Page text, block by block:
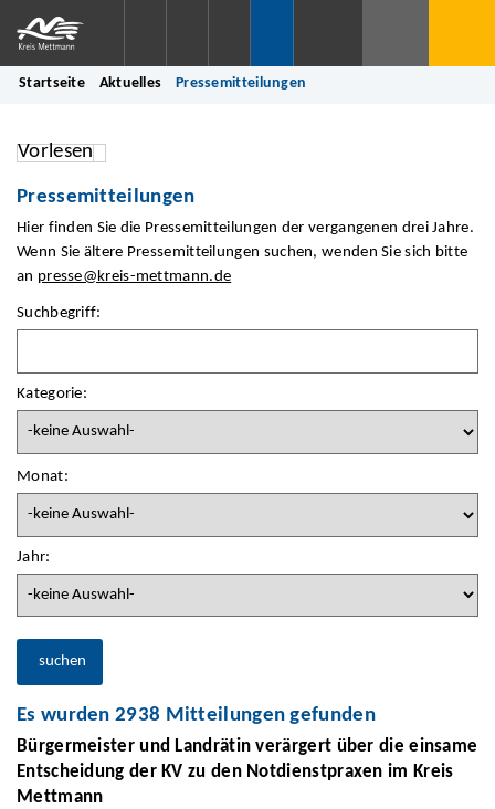
Startseite Aktuelles Pressemitteilungen
Vorlesen
Pressemitteilungen
Hier finden Sie die Pressemitteilungen der vergangenen drei Jahre.
Wenn Sie ältere Pressemitteilungen suchen, wenden Sie sich bitte
an presse@kreis-mettmann.de
Suchbegriff:
Kategorie:
Monat:
Jahr:
suchen
Es wurden 2938 Mitteilungen gefunden
Bürgermeister und Landrätin verärgert über die einsame
Entscheidung der KV zu den Notdienstpraxen im Kreis
Mettmann